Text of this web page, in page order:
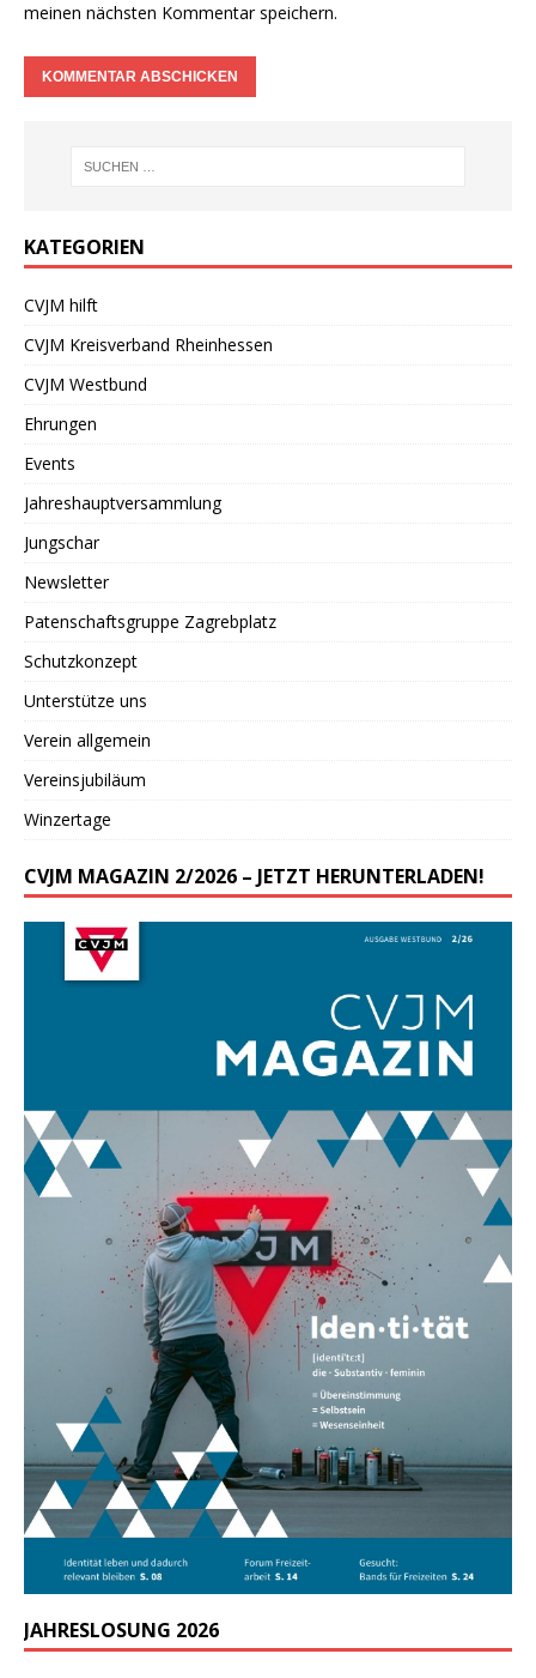
meinen nächsten Kommentar speichern.
KATEGORIEN
CVJM hilft
CVJM Kreisverband Rheinhessen
CVJM Westbund
Ehrungen
Events
Jahreshauptversammlung
Jungschar
Newsletter
Patenschaftsgruppe Zagrebplatz
Schutzkonzept
Unterstütze uns
Verein allgemein
Vereinsjubiläum
Winzertage
CVJM MAGAZIN 2/2026 – JETZT HERUNTERLADEN!
JAHRESLOSUNG 2026